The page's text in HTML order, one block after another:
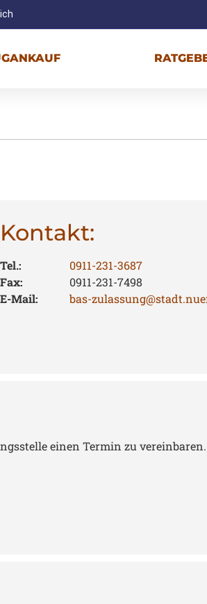
Kontakt:
Tel.:
0911-231-3687
Fax:
0911-231-7498
E-Mail:
bas-
einen Termin zu